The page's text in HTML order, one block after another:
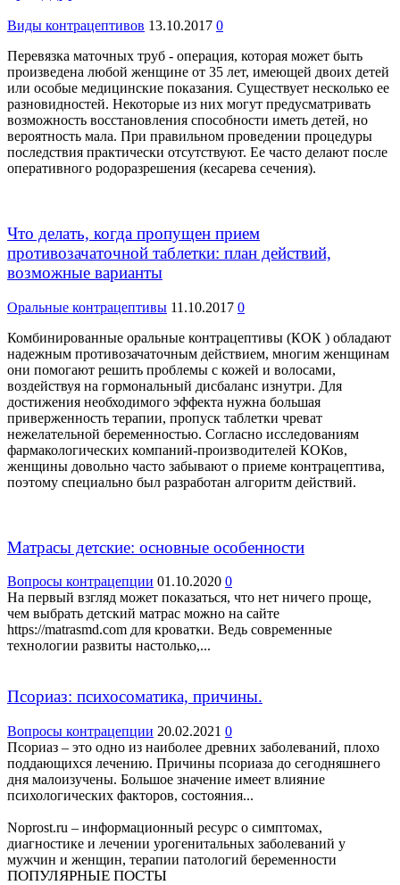
Виды контрацептивов 13.10.2017 0
Перевязка маточных труб - операция, которая может быть
произведена любой женщине от 35 лет, имеющей двоих детей
или особые медицинские показания. Существует несколько ее
разновидностей. Некоторые из них могут предусматривать
возможность восстановления способности иметь детей, но
вероятность мала. При правильном проведении процедуры
последствия практически отсутствуют. Ее часто делают после
оперативного родоразрешения (кесарева сечения).
Что делать, когда пропущен прием
противозачаточной таблетки: план действий,
возможные варианты
Оральные контрацептивы 11.10.2017 0
Комбинированные оральные контрацептивы (КОК ) обладают
надежным противозачаточным действием, многим женщинам
они помогают решить проблемы с кожей и волосами,
воздействуя на гормональный дисбаланс изнутри. Для
достижения необходимого эффекта нужна большая
приверженность терапии, пропуск таблетки чреват
нежелательной беременностью. Согласно исследованиям
фармакологических компаний-производителей КОКов,
женщины довольно часто забывают о приеме контрацептива,
поэтому специально был разработан алгоритм действий.
Матрасы детские: основные особенности
Вопросы контрацепции 01.10.2020 0
На первый взгляд может показаться, что нет ничего проще,
чем выбрать детский матрас можно на сайте
https://matrasmd.com для кроватки. Ведь современные
технологии развиты настолько,...
Псориаз: психосоматика, причины.
Вопросы контрацепции 20.02.2021 0
Псориаз – это одно из наиболее древних заболеваний, плохо
поддающихся лечению. Причины псориаза до сегодняшнего
дня малоизучены. Большое значение имеет влияние
психологических факторов, состояния...
Noprost.ru – информационный ресурс о симптомах,
диагностике и лечении урогенитальных заболеваний у
мужчин и женщин, терапии патологий беременности
ПОПУЛЯРНЫЕ ПОСТЫ